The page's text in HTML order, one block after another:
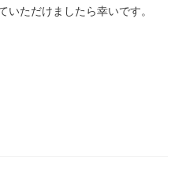
いただけましたら幸いです。